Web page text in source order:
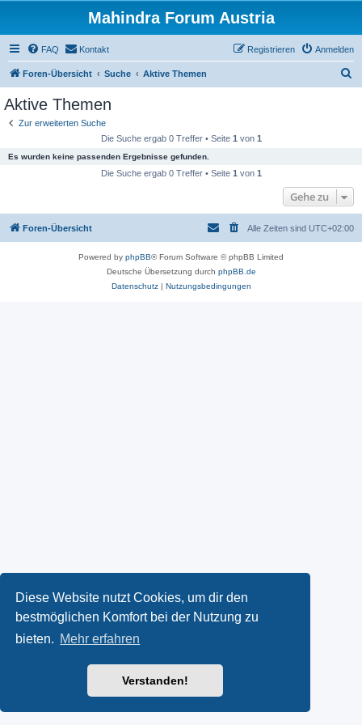
Diese Website nutzt Cookies, um dir den
bestmöglichen Komfort bei der Nutzung zu
bieten. Mehr erfahren
Verstanden!
Mahindra Forum Austria
FAQ Kontakt Anmelden
Registrieren
Foren-Übersicht Suche Aktive Themen
Aktive Themen
Zur erweiterten Suche
Die Suche ergab 0 Treffer • Seite 1 von 1
Es wurden keine passenden Ergebnisse gefunden.
Die Suche ergab 0 Treffer • Seite 1 von 1
Gehe zu
Foren-Übersicht Alle Zeiten sind UTC+02:00
Powered by phpBB® Forum Software © phpBB Limited
Deutsche Übersetzung durch phpBB.de
Datenschutz| Nutzungsbedingungen